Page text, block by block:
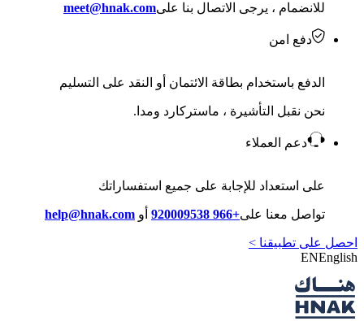
للانضمام ، يرجى الاتصال بنا علىmeet@hnak.com
دفع امن
الدفع باستخدام بطاقة الائتمان أو النقد على التسليم
نحن نقبل التأشيرة ، ماستركارد ومدا.
دعم العملاء
على استعداد للإجابة على جميع استفساراتك
تواصل معنا على+966 920009538 أو help@hnak.com
احصل على تطبيقنا >
ENEnglish